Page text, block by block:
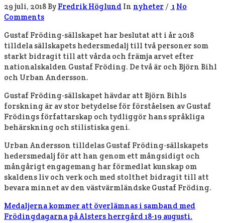
29 juli, 2018 By Fredrik Höglund In nyheter / 1 No
Comments
Gustaf Fröding-sällskapet har beslutat att i år 2018
tilldela sällskapets hedersmedalj till två personer som
starkt bidragit till att vårda och främja arvet efter
nationalskalden Gustaf Fröding. De två är och Björn Bihl
och Urban Andersson.
Gustaf Fröding-sällskapet hävdar att Björn Bihls
forskning är av stor betydelse för förståelsen av Gustaf
Frödings författarskap och tydliggör hans språkliga
behärskning och stilistiska geni.
Urban Andersson tilldelas Gustaf Fröding-sällskapets
hedersmedalj för att han genom ett mångsidigt och
mångårigt engagemang har förmedlat kunskap om
skaldens liv och verk och med stolthet bidragit till att
bevara minnet av den västvärmländske Gustaf Fröding.
Medaljerna kommer att överlämnas i samband med
Frödingdagarna på Alsters herrgård 18-19 augusti.